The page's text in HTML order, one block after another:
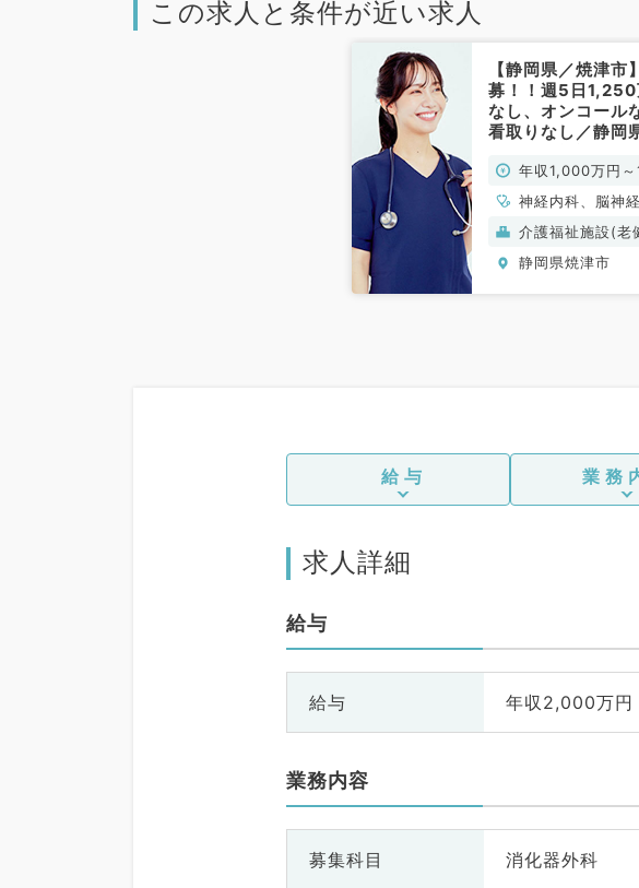
この求人と条件が近い求人
【静岡県／焼津市
募！！週5日
なし、オンコール
看取りなし／静岡
（内科系・外科系
年収1,000万円
円
神経内科、脳神
吸器外科、心臓
一般内科、循環
吸器内科、消化
介護福祉施設(老
静岡県焼津市
給与 業務
求人詳細
給与
給与 年収2,000万円
業務内容
募集科目 消化器外科